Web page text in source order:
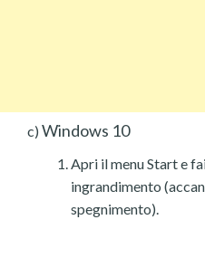
c) Windows 10
Apri il menu Start e
ingrandimento
spegnimento).